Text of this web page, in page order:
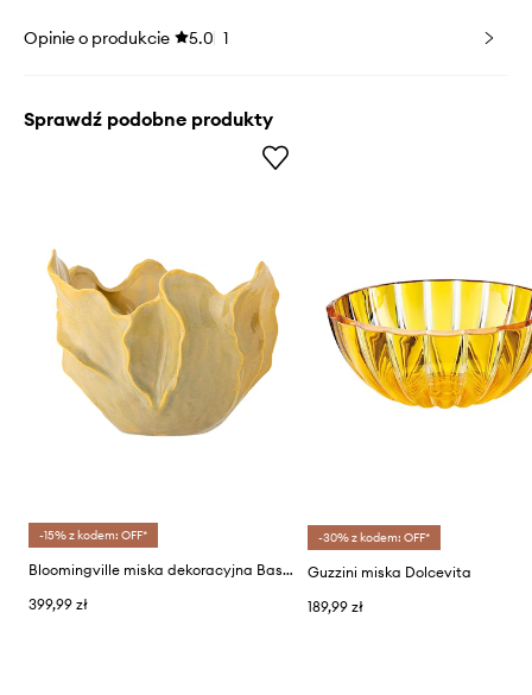
Opinie o produkcie 5.0 1
Sprawdź podobne produkty
-15% z kodem: OFF*
Bloomingville miska dekoracyjna Bastien
399,99 zł
-30% z kodem: OFF*
Guzzini miska Dolcevita
189,99 zł